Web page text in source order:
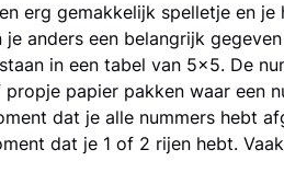
erg gemakkelijk spelletje en
je anders een belangrijk
in een tabel van 5x5. De
papier pakken waar een
dat je alle nummers hebt
dat je 1 of 2 rijen hebt.